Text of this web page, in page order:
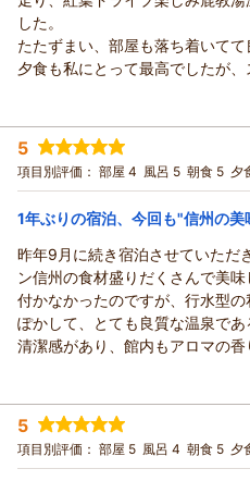
の宿だったな｣と｡私も同感でした
直ちゃん様
この度は、黒岩旅館にご宿泊い
がとうございます。
温泉やお料理をゆっくり楽しん
食材や味付け、地元の良さまで
です。
これからもほっと寛げる宿であ
また、季節を変えてお越しいた
ありがとうございました。
した。
たたずまい、部屋も落ち着いてて
夕食も私にとって最高でしたが
宿泊時期： 2025年11月宿泊 (夫婦旅行)
投稿者： しげちゃんさん
宿泊プラン： 【じゃらんスペシャルウ
とろける信州牛と里山の恵みを堪能
宿泊価格帯： 18,001～19,000円(大人
鹿教湯温泉 くつろぎの宿 黒岩旅館
しげちゃん様
この度は紅葉ドライブのご旅行
ありがとうございました。
ゆっくり紅葉も楽しめましたか
お部屋やお食事を気に入ってい
ステーキにつきましては、年間
な峯村牛のため、５０グラムが
す。美味しかったと言っていた
ぜひまた機会がございましたら
5
項目別評価： 部屋 4 風呂 5 朝食 5 夕
1年ぶりの宿泊、今回も"信州の美
昨年9月に続き宿泊させていただ
ン信州の食材盛りだくさんで美
付かなかったのですが、行水型
ぽかして、とても良質な温泉で
清潔感があり、館内もアロマの
けに温かさを感じました。来年
宿泊時期： 2025年10月宿泊 (夫婦旅行
投稿者： ふうちゃんさん
宿泊プラン： 【スタンダードプラン】
ん限定＞
和室 朝・夕
5
項目別評価： 部屋 5 風呂 4 朝食 5 夕